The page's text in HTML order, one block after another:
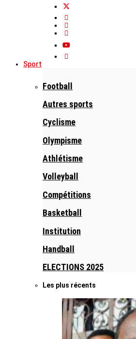
Sport
Football
Autres sports
Cyclisme
Olympisme
Athlétisme
Volleyball
Compétitions
Basketball
Institution
Handball
ELECTIONS 2025
Les plus récents